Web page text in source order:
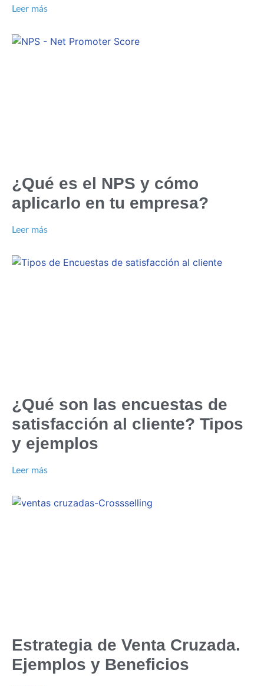
Leer más
¿Qué es el NPS y cómo
aplicarlo en tu empresa?
Leer más
¿Qué son las encuestas de
satisfacción al cliente? Tipos
y ejemplos
Leer más
Estrategia de Venta Cruzada.
Ejemplos y Beneficios